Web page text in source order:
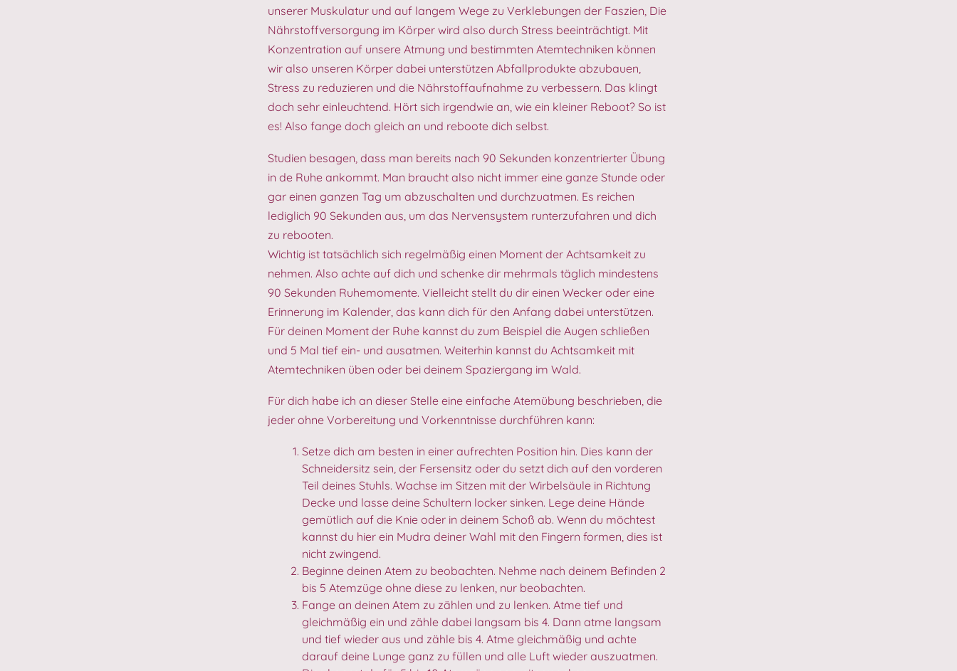
unserer Muskulatur und auf langem Wege zu Verklebungen der Faszien, Die
Nährstoffversorgung im Körper wird also durch Stress beeinträchtigt. Mit
Konzentration auf unsere Atmung und bestimmten Atemtechniken können
wir also unseren Körper dabei unterstützen Abfallprodukte abzubauen,
Stress zu reduzieren und die Nährstoffaufnahme zu verbessern. Das klingt
doch sehr einleuchtend. Hört sich irgendwie an, wie ein kleiner Reboot? So ist
es! Also fange doch gleich an und reboote dich selbst.
Studien besagen, dass man bereits nach 90 Sekunden konzentrierter Übung
in de Ruhe ankommt. Man braucht also nicht immer eine ganze Stunde oder
gar einen ganzen Tag um abzuschalten und durchzuatmen. Es reichen
lediglich 90 Sekunden aus, um das Nervensystem runterzufahren und dich
zu rebooten.
Wichtig ist tatsächlich sich regelmäßig einen Moment der Achtsamkeit zu
nehmen. Also achte auf dich und schenke dir mehrmals täglich mindestens
90 Sekunden Ruhemomente. Vielleicht stellt du dir einen Wecker oder eine
Erinnerung im Kalender, das kann dich für den Anfang dabei unterstützen.
Für deinen Moment der Ruhe kannst du zum Beispiel die Augen schließen
und 5 Mal tief ein- und ausatmen. Weiterhin kannst du Achtsamkeit mit
Atemtechniken üben oder bei deinem Spaziergang im Wald.
Für dich habe ich an dieser Stelle eine einfache Atemübung beschrieben, die
jeder ohne Vorbereitung und Vorkenntnisse durchführen kann:
Setze dich am besten in einer aufrechten Position hin. Dies kann der
Schneidersitz sein, der Fersensitz oder du setzt dich auf den vorderen
Teil deines Stuhls. Wachse im Sitzen mit der Wirbelsäule in Richtung
Decke und lasse deine Schultern locker sinken. Lege deine Hände
gemütlich auf die Knie oder in deinem Schoß ab. Wenn du möchtest
kannst du hier ein Mudra deiner Wahl mit den Fingern formen, dies ist
nicht zwingend.
Beginne deinen Atem zu beobachten. Nehme nach deinem Befinden 2
bis 5 Atemzüge ohne diese zu lenken, nur beobachten.
Fange an deinen Atem zu zählen und zu lenken. Atme tief und
gleichmäßig ein und zähle dabei langsam bis 4. Dann atme langsam
und tief wieder aus und zähle bis 4. Atme gleichmäßig und achte
darauf deine Lunge ganz zu füllen und alle Luft wieder auszuatmen.